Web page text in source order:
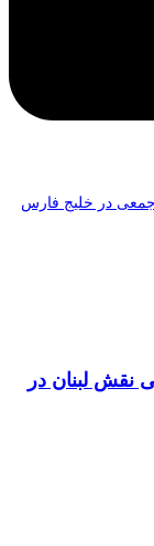
جمعی در خلیج فارس
نقش لبنان در